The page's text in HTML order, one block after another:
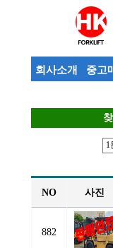
회사소개 중고
NO 사진
882